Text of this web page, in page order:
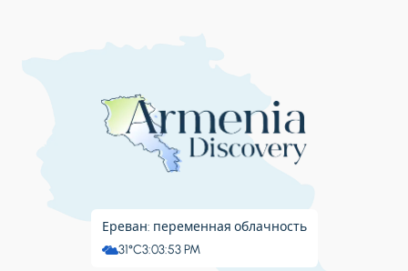
Ереван: переменная облачность
31°C3:03:54 PM